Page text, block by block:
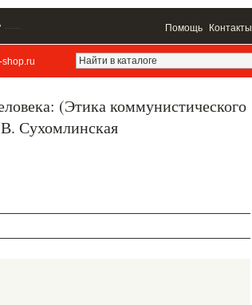
Помощь Контакты
shop.ru
(Этика коммунистического
Сухомлинская